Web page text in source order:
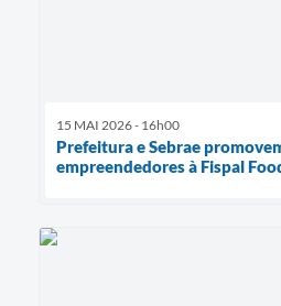
15 MAI 2026 - 16h00
Prefeitura e Sebrae
empreendedores à Fispal